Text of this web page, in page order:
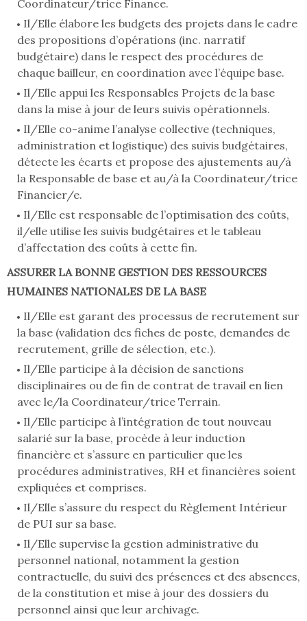
Coordinateur/trice Finance.
Il/Elle élabore les budgets des projets dans le cadre
des propositions d’opérations (inc. narratif
budgétaire) dans le respect des procédures de
chaque bailleur, en coordination avec l’équipe base.
Il/Elle appui les Responsables Projets de la base
dans la mise à jour de leurs suivis opérationnels.
Il/Elle co-anime l’analyse collective (techniques,
administration et logistique) des suivis budgétaires,
détecte les écarts et propose des ajustements au/à
la Responsable de base et au/à la Coordinateur/trice
Financier/e.
Il/Elle est responsable de l’optimisation des coûts,
il/elle utilise les suivis budgétaires et le tableau
d’affectation des coûts à cette fin.
ASSURER LA BONNE GESTION DES RESSOURCES
HUMAINES NATIONALES DE LA BASE
Il/Elle est garant des processus de recrutement sur
la base (validation des fiches de poste, demandes de
recrutement, grille de sélection, etc.).
Il/Elle participe à la décision de sanctions
disciplinaires ou de fin de contrat de travail en lien
avec le/la Coordinateur/trice Terrain.
Il/Elle participe à l’intégration de tout nouveau
salarié sur la base, procède à leur induction
financière et s’assure en particulier que les
procédures administratives, RH et financières soient
expliquées et comprises.
Il/Elle s’assure du respect du Règlement Intérieur
de PUI sur sa base.
Il/Elle supervise la gestion administrative du
personnel national, notamment la gestion
contractuelle, du suivi des présences et des absences,
de la constitution et mise à jour des dossiers du
personnel ainsi que leur archivage.